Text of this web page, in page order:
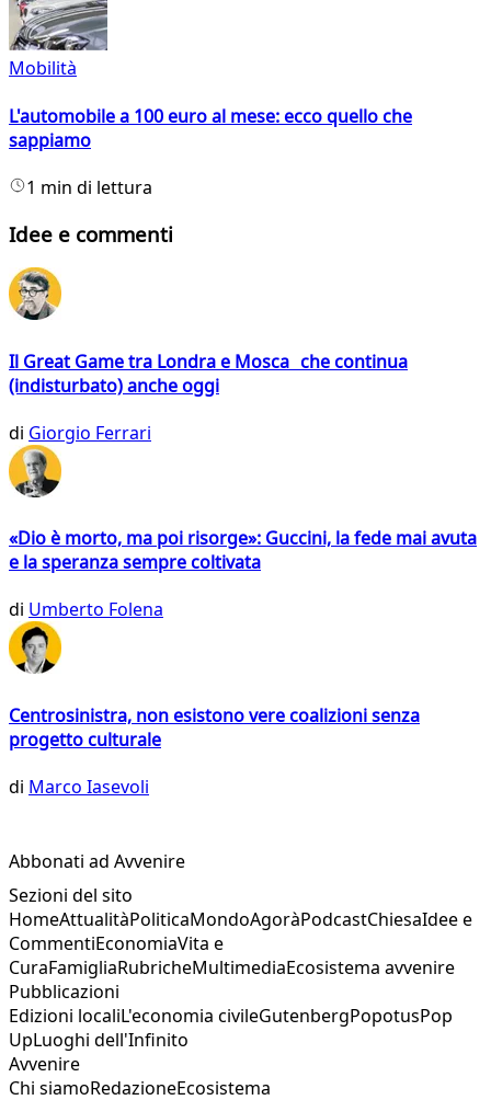
Mobilità
L'automobile a 100 euro al mese: ecco quello che
sappiamo
1 min di lettura
Idee e commenti
Il Great Game tra Londra e Mosca che continua
(indisturbato) anche oggi
di Giorgio Ferrari
«Dio è morto, ma poi risorge»: Guccini, la fede mai avuta
e la speranza sempre coltivata
di Umberto Folena
Centrosinistra, non esistono vere coalizioni senza
progetto culturale
di Marco Iasevoli
Abbonati ad Avvenire
Sezioni del sito
HomeAttualitàPoliticaMondoAgoràPodcastChiesaIdee e
CommentiEconomiaVita e
CuraFamigliaRubricheMultimediaEcosistema avvenire
Pubblicazioni
Edizioni localiL'economia civileGutenbergPopotusPop
UpLuoghi dell'Infinito
Avvenire
Chi siamoRedazioneEcosistema